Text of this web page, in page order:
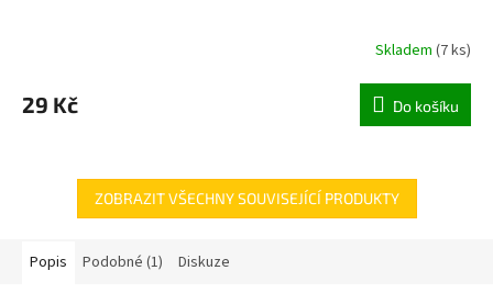
Skladem (7 ks)
29 Kč Do košíku
ZOBRAZIT VŠECHNY SOUVISEJÍCÍ PRODUKTY
Popis Podobné (1) Diskuze